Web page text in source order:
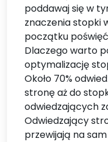
poddawaj się w
znaczenia stopki
początku
Dlaczego warto
optymalizację
Około 70%
stronę aż do
odwiedzających
Odwiedzający
przewijają na